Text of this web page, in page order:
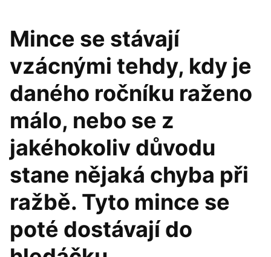
Mince se stávají
vzácnými tehdy, kdy je
daného ročníku raženo
málo, nebo se z
jakéhokoliv důvodu
stane nějaká chyba při
ražbě. Tyto mince se
poté dostávají do